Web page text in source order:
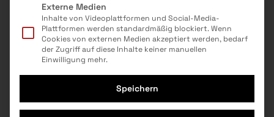
Einzelpersonen
Kosten
Teilnahme kostenlos
Veranstaltungsinfo
Heute sind unzählige Fahrradkuriere und
Kleintransporter in der Stadt unterwegs, um Waren
auszuliefern: Werden in Zukunft selbstfahrende
Externe Medien
Inhalte von Videoplattformen und Social-Media-
Plattformen werden standardmäßig blockiert. Wenn
Cookies von externen Medien akzeptiert werden, bedarf
der Zugriff auf diese Inhalte keiner manuellen
Einwilligung mehr.
Speichern